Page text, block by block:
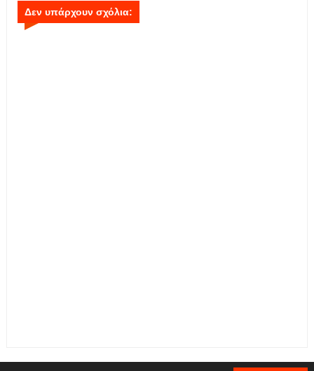
Δεν υπάρχουν σχόλια: